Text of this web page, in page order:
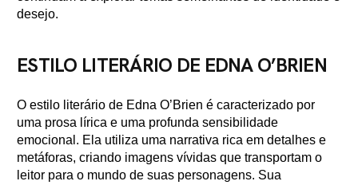
desejo.
ESTILO LITERÁRIO DE EDNA O’BRIEN
O estilo literário de Edna O’Brien é caracterizado por
uma prosa lírica e uma profunda sensibilidade
emocional. Ela utiliza uma narrativa rica em detalhes e
metáforas, criando imagens vívidas que transportam o
leitor para o mundo de suas personagens. Sua